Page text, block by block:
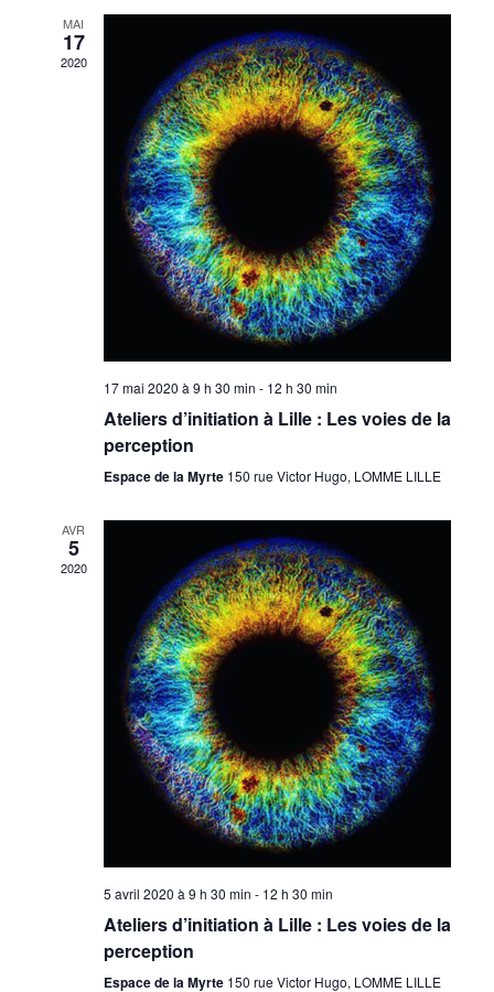
MAI
17
2020
17 mai 2020 à 9 h 30 min - 12 h 30 min
Ateliers d’initiation à Lille : Les voies de la
perception
Espace de la Myrte 150 rue Victor Hugo, LOMME LILLE
AVR
5
2020
5 avril 2020 à 9 h 30 min - 12 h 30 min
Ateliers d’initiation à Lille : Les voies de la
perception
Espace de la Myrte 150 rue Victor Hugo, LOMME LILLE